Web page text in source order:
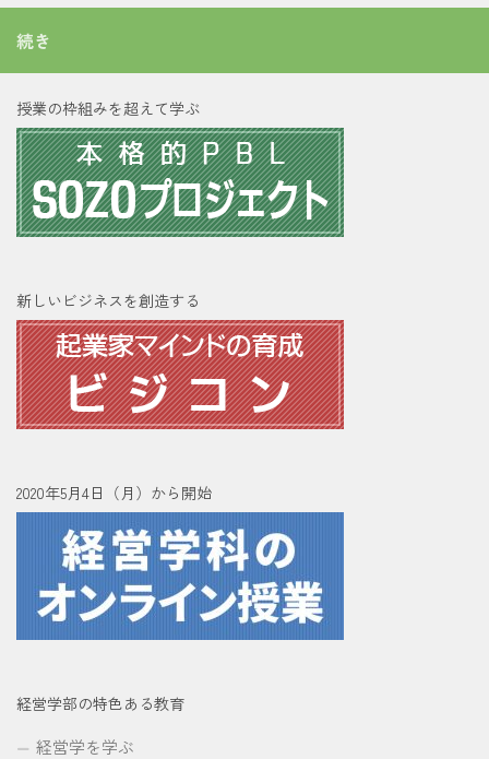
続き
授業の枠組みを超えて学ぶ
新しいビジネスを創造する
2020年5月4日（月）から開始
経営学部の特色ある教育
経営学を学ぶ